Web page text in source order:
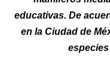
educativas. De
en la Ciudad de